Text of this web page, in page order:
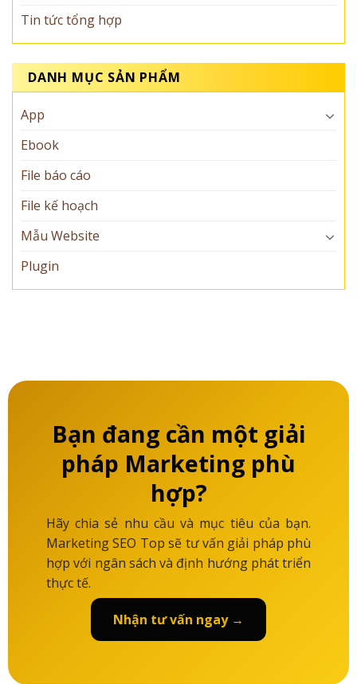
Tin tức tổng hợp
DANH MỤC SẢN PHẨM
App
Ebook
File báo cáo
File kế hoạch
Mẫu Website
Plugin
Bạn đang cần một giải
pháp Marketing phù
hợp?
Hãy chia sẻ nhu cầu và mục tiêu của bạn.
Marketing SEO Top sẽ tư vấn giải pháp phù
hợp với ngân sách và định hướng phát triển
thực tế.
Nhận tư vấn ngay →